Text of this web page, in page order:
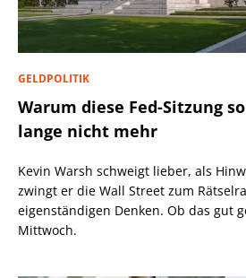
GELDPOLITIK
Warum diese Fed-Sitzung
lange nicht mehr
Kevin Warsh schweigt lieber, als
zwingt er die Wall Street zum Rätselraten und zum
eigenständigen Denken. Ob das gut
Mittwoch.